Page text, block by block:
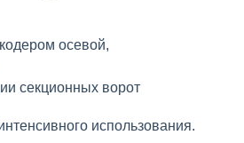
осевой,
секционных ворот
использования.